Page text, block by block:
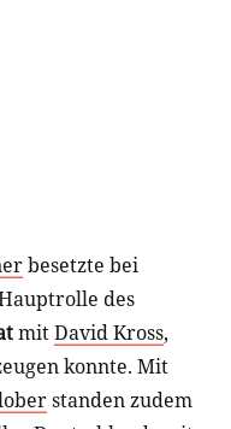
besetzte bei
des
mitDavid Kross,
konnte. Mit
standen zudem